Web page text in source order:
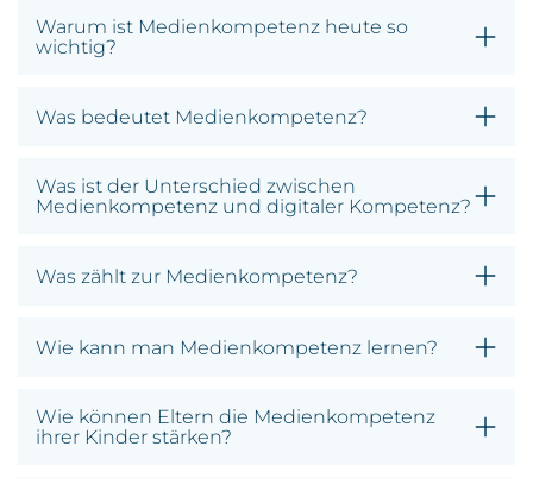
Warum ist Medienkompetenz heute so
wichtig?
Was bedeutet Medienkompetenz?
Was ist der Unterschied zwischen
Medienkompetenz und digitaler Kompetenz?
Was zählt zur Medienkompetenz?
Wie kann man Medienkompetenz lernen?
Wie können Eltern die Medienkompetenz
ihrer Kinder stärken?